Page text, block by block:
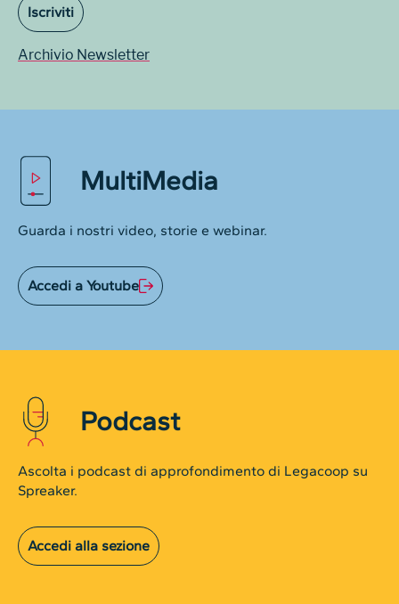
Iscriviti
Archivio Newsletter
MultiMedia
Guarda i nostri video, storie e webinar.
Accedi a Youtube
Podcast
Ascolta i podcast di approfondimento di Legacoop su
Spreaker.
Accedi alla sezione